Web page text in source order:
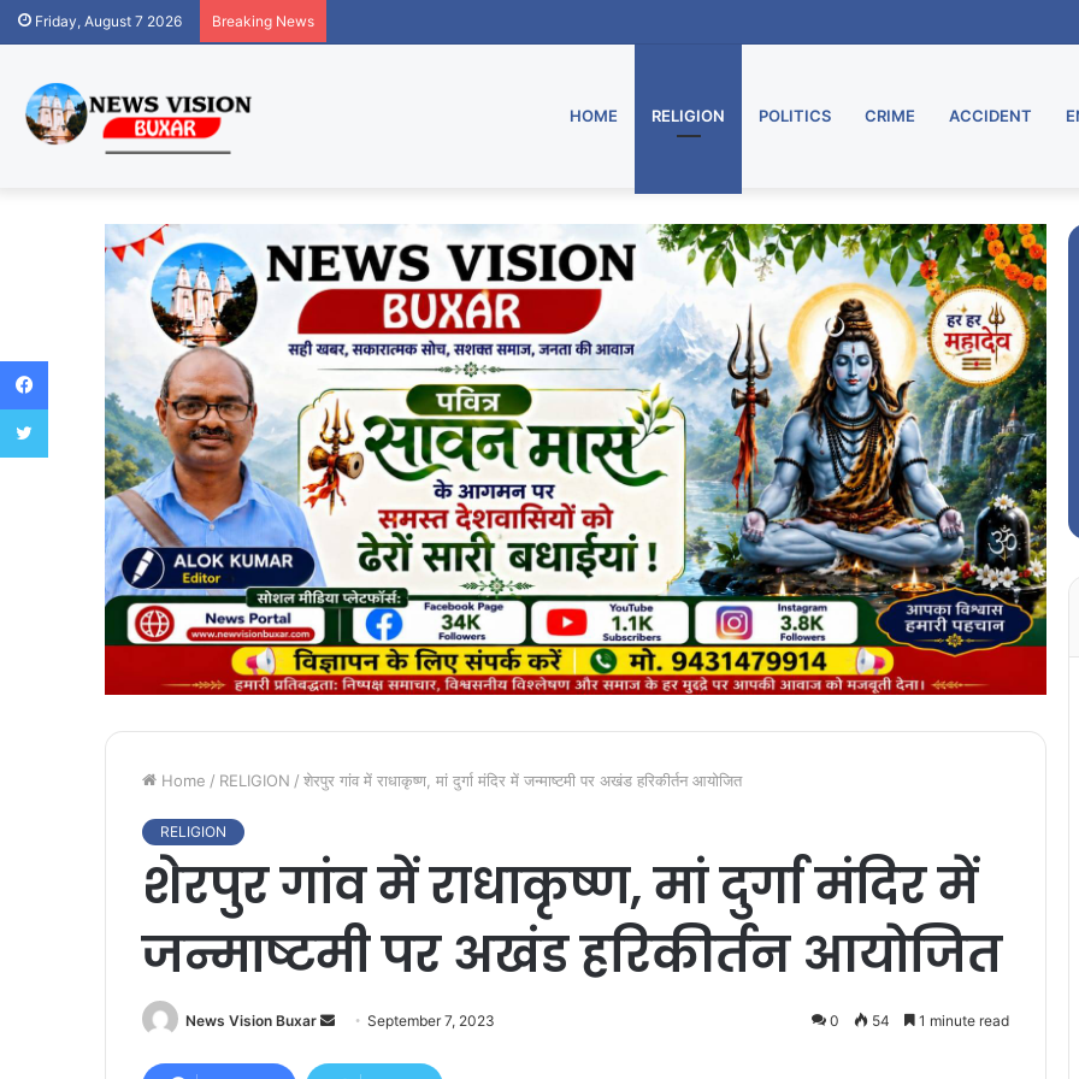
Friday, August 7 2026 Breaking News
HOME RELIGION POLITICS CRIME ACCIDENT
Home / RELIGION / शेरपुर गांव में राधाकृष्ण, मां दुर्गा मंदिर में जन्माष्टमी पर अखंड हरिकीर्तन आयोजित
RELIGION
शेरपुर गांव में राधाकृष्ण, मां दुर्गा मंदिर में
जन्माष्टमी पर अखंड हरिकीर्तन आयोजित
News Vision Buxar September 7, 2023 0 54 1 minute read
Facebook